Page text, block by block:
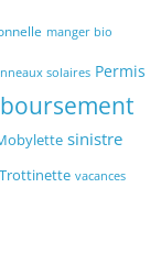
manger bio
solaires Permis
sinistre
Trottinette vacances